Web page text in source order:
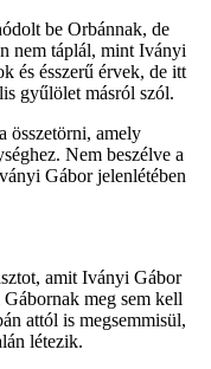
be Orbánnak, de
nem táplál, mint Iványi
és ésszerű érvek, de itt
gyűlölet másról szól.
összetörni, amely
Nem beszélve a
Gábor jelenlétében
amit Iványi Gábor
meg sem kell
attól is megsemmisül,
létezik.